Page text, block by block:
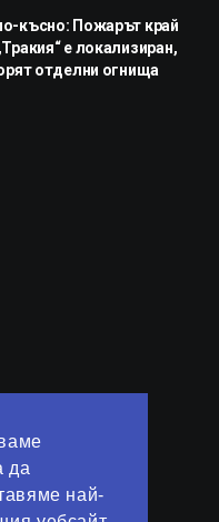
да
най-
късно: Пожарът край
е локализиран,
отделни огнища